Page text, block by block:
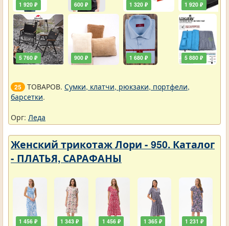
1 920 ₽
5 760 ₽
600 ₽
900 ₽
1 320 ₽
1 680 ₽
1 920 ₽
5 880 ₽
25 ТОВАРОВ. Сумки, клатчи, рюкзаки, портфели,
барсетки.
Орг: Леда
Женский трикотаж Лори - 950. Каталог
- ПЛАТЬЯ, САРАФАНЫ
1 456 ₽ 1 343 ₽ 1 456 ₽ 1 365 ₽ 1 231 ₽